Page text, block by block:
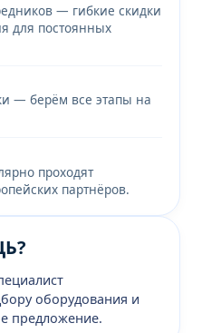
— гибкие скидки
для постоянных
— берём все этапы на
проходят
партнёров.
оборудования и
предложение.